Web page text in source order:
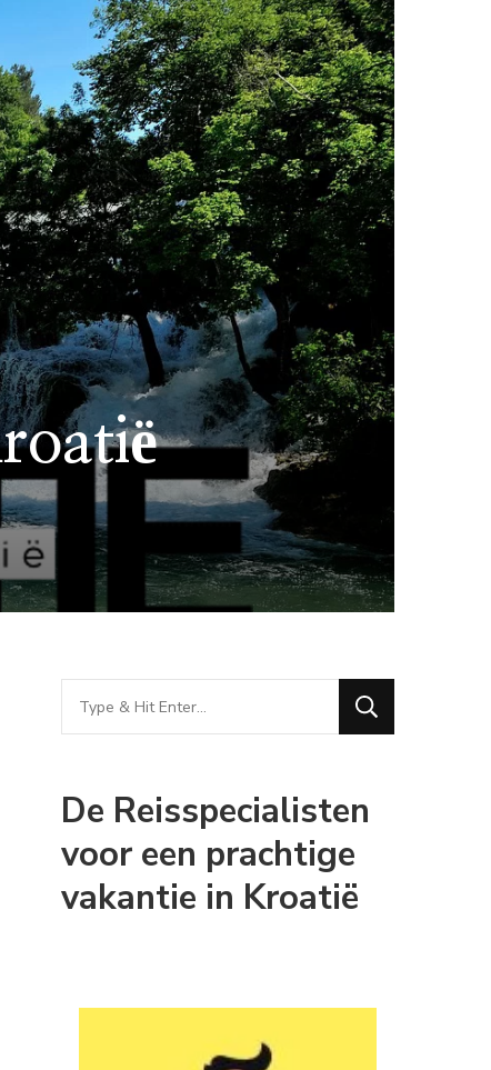
Looking
for
De Reisspecialisten
voor een prachtige
vakantie in Kroatië